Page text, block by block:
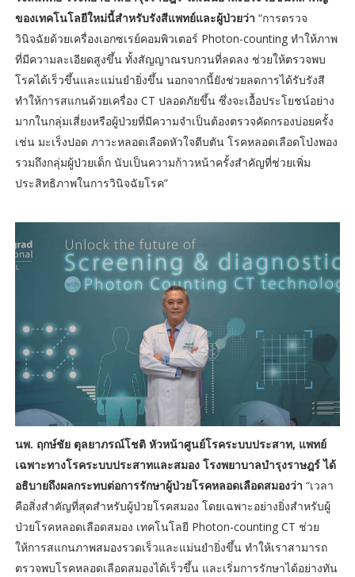
ของเทคโนโลยีใหม่นี้สำหรับรังสีแพทย์และผู้ป่วยว่า “การตรวจ
วินิจฉัยด้วยเครื่องเอกซเรย์คอมพิวเตอร์ Photon-counting ทำให้ภาพ
ที่มีความละเอียดสูงขึ้น ทั้งสัญญาณรบกวนที่ลดลง ช่วยให้ตรวจพบ
โรคได้เร็วขึ้นและแม่นยำยิ่งขึ้น นอกจากนี้ยังช่วยลดการได้รับรังสี
ทำให้การสแกนด้วยเครื่อง CT ปลอดภัยขึ้น ซึ่งจะเอื้อประโยชน์อย่าง
มากในกลุ่มเสี่ยงหรือผู้ป่วยที่มีความจำเป็นต้องตรวจคัดกรองบ่อยครั้ง
เช่น มะเร็งปอด ภาวะหลอดเลือดหัวใจตีบตัน โรคหลอดเลือดโป่งพอง
รวมถึงกลุ่มผู้ป่วยเด็ก นับเป็นความก้าวหน้าครั้งสำคัญที่ช่วยเพิ่ม
ประสิทธิภาพในการวินิจฉัยโรค”
นพ. ฤกษ์ชัย ตุลยาภรณ์โชติ หัวหน้าศูนย์โรคระบบประสาท, แพทย์
เฉพาะทางโรคระบบประสาทและสมอง โรงพยาบาลบำรุงราษฎร์ ได้
อธิบายถึงผลกระทบต่อการรักษาผู้ป่วยโรคหลอดเลือดสมองว่า “เวลา
คือสิ่งสำคัญที่สุดสำหรับผู้ป่วยโรคสมอง โดยเฉพาะอย่างยิ่งสำหรับผู้
ป่วยโรคหลอดเลือดสมอง เทคโนโลยี Photon-counting CT ช่วย
ให้การสแกนภาพสมองรวดเร็วและแม่นยำยิ่งขึ้น ทำให้เราสามารถ
ตรวจพบโรคหลอดเลือดสมองได้เร็วขึ้น และเริ่มการรักษาได้อย่างทัน